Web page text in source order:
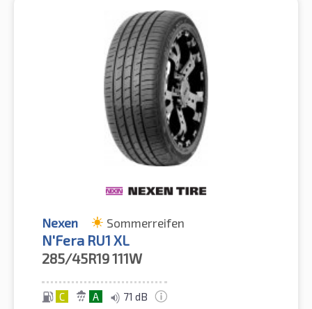
Nexen Sommerreifen
N'Fera RU1 XL
285/45R19111W
C A 71 dB